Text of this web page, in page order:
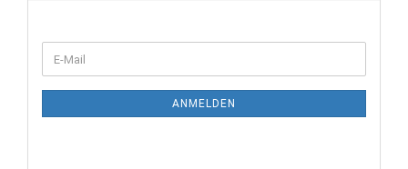
ZUR
E-
Mail
ANMELDEN